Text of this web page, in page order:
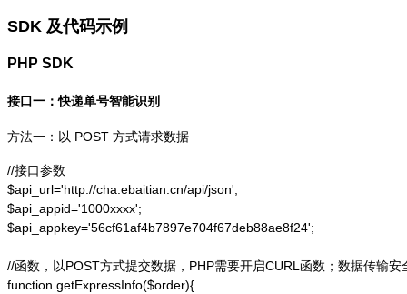
SDK 及代码示例
PHP SDK
接口一：快递单号智能识别
方法一：以 POST 方式请求数据
//接口参数
$api_url='http://cha.ebaitian.cn/api/json';
$api_appid='1000xxxx';
$api_appkey='56cf61af4b7897e704f67deb88ae8f24';
//函数，以POST方式提交数据，PHP需要开启CURL函数；数据传输安
function getExpressInfo($order){